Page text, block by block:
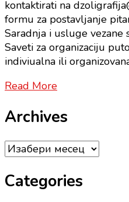
kontaktirati na
formu za postavljanje
Saradnja i usluge vezane
Saveti za organizaciju
indiviualna ili
Read More
Archives
Archives
Categories